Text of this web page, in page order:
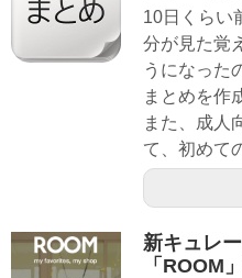
10日くらい
分が見た覚
うになった
まとめを作
また、成人
て、初めて
新キュレ
「ROOM